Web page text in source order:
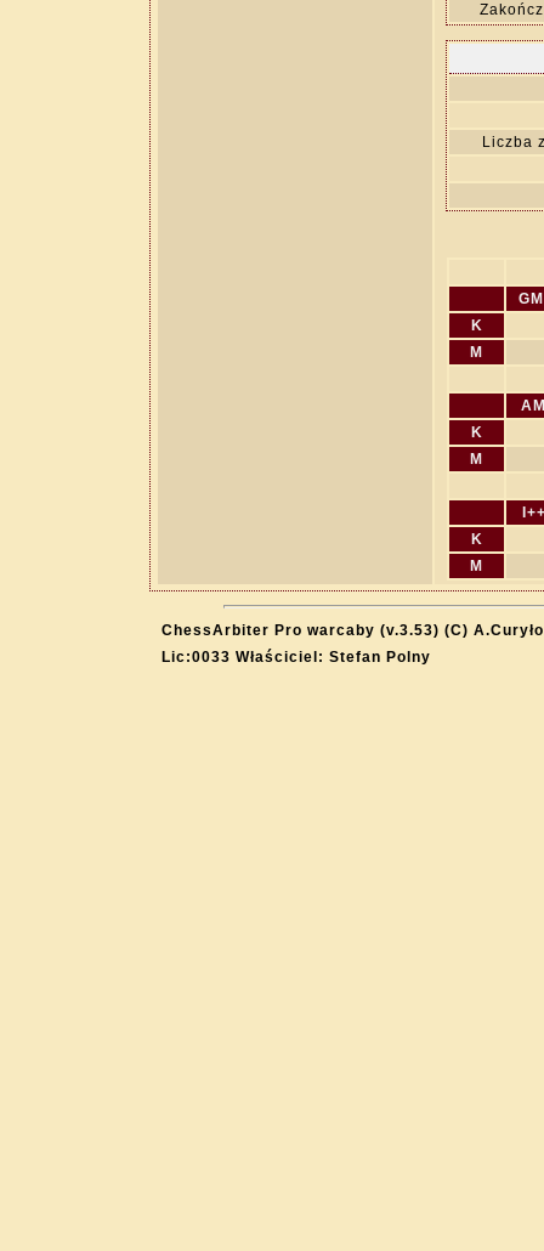
Liczba
K
M
K
M
K
M
ChessArbiter Pro warcaby (v.3.53) (C) A.Curyło
Lic:0033 Właściciel: Stefan Polny